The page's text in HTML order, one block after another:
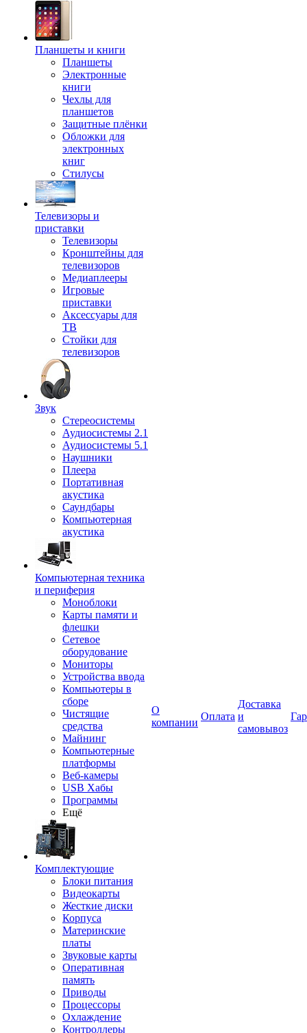
Планшеты и книги
Планшеты
Электронные
книги
Чехлы для
планшетов
Защитные плёнки
Обложки для
электронных
книг
Стилусы
Телевизоры и
приставки
Телевизоры
Кронштейны для
телевизоров
Медиаплееры
Игровые
приставки
Аксессуары для
ТВ
Стойки для
телевизоров
Звук
Стереосистемы
Аудиосистемы 2.1
Аудиосистемы 5.1
Наушники
Плеера
Портативная
акустика
Саундбары
Компьютерная
акустика
Компьютерная техника
и периферия
Моноблоки
Карты памяти и
флешки
Сетевое
оборудование
Мониторы
Устройства ввода
Компьютеры в
сборе
Чистящие
средства
Майнинг
Компьютерные
платформы
Веб-камеры
USB Хабы
Программы
Ещё
Комплектующие
Блоки питания
Видеокарты
Жесткие диски
Корпуса
Материнские
платы
Звуковые карты
Оперативная
память
Приводы
Процессоры
Охлаждение
Контроллеры
О
компании
Оплата
Доставка
и
самовывоз